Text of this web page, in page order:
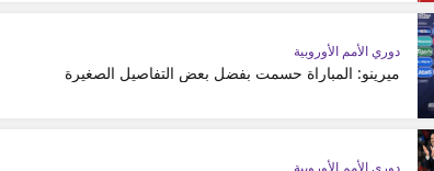
دوري الأمم الأوروبية
ميرينو: المباراة حسمت بفضل بعض التفاصيل الصغيرة
دوري الأمم الأوروبية